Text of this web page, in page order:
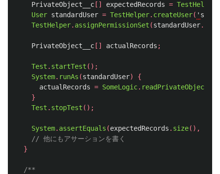
PrivateObject__c [] expectedRecords = TestHelper
User standardUser = TestHelper. createUser( '
TestHelper. assignPermissionSet (standardUser.
PrivateObject__c [] actualRecords ;
Test . startTest ();
System. runAs (standardUser)
{
actualRecords = SomeLogic. readPrivateObjects
}
Test . stopTest ();
System. assertEquals (expectedRecords . size(),
// 他にもアサーションを書く
}
/**